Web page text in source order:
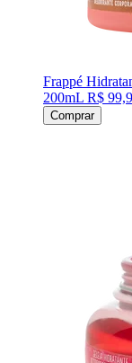
Frappé
200mL R$
Comprar